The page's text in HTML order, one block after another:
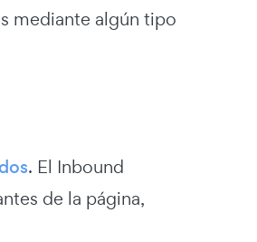
mediante algún tipo
. El Inbound
de la página,